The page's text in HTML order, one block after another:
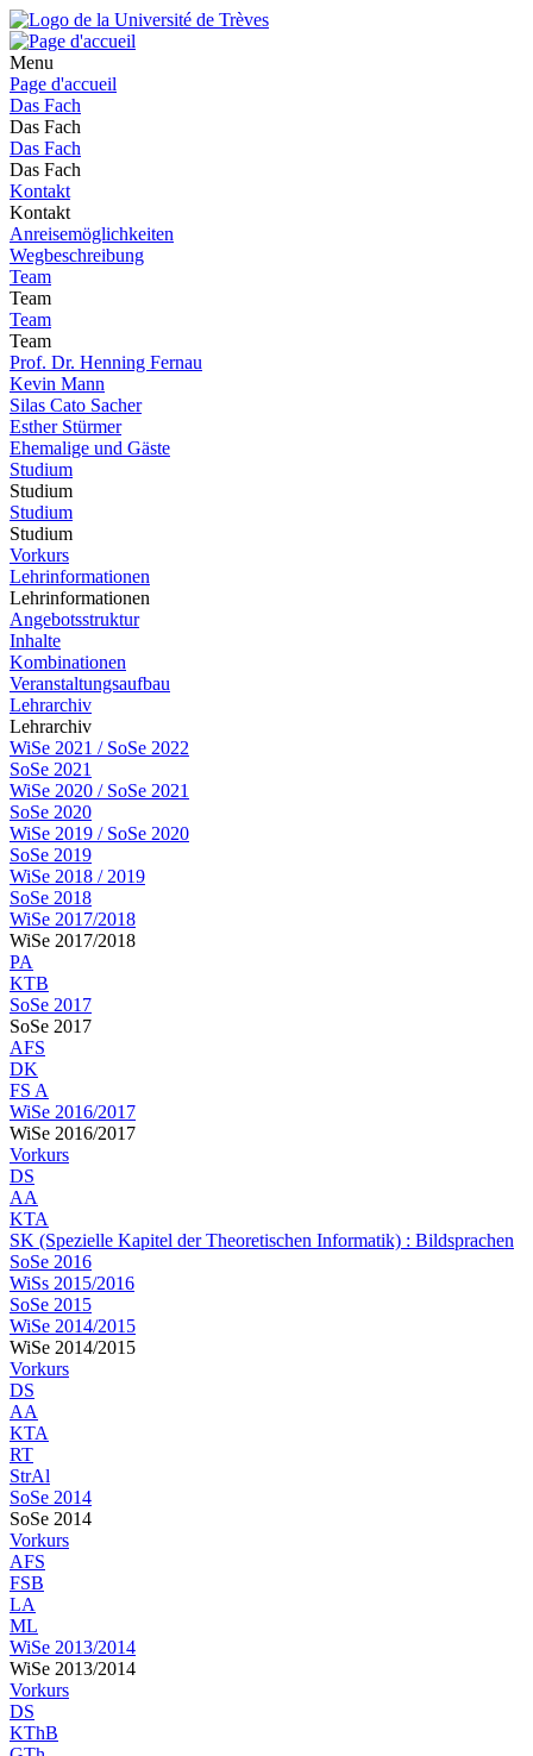
Menu
Page d'accueil
Das Fach
Das Fach
Das Fach
Das Fach
Kontakt
Kontakt
Anreisemöglichkeiten
Wegbeschreibung
Team
Team
Team
Team
Prof. Dr. Henning Fernau
Kevin Mann
Silas Cato Sacher
Esther Stürmer
Ehemalige und Gäste
Studium
Studium
Studium
Studium
Vorkurs
Lehrinformationen
Lehrinformationen
Angebotsstruktur
Inhalte
Kombinationen
Veranstaltungsaufbau
Lehrarchiv
Lehrarchiv
WiSe 2021 / SoSe 2022
SoSe 2021
WiSe 2020 / SoSe 2021
SoSe 2020
WiSe 2019 / SoSe 2020
SoSe 2019
WiSe 2018 / 2019
SoSe 2018
WiSe 2017/2018
WiSe 2017/2018
PA
KTB
SoSe 2017
SoSe 2017
AFS
DK
FS A
WiSe 2016/2017
WiSe 2016/2017
Vorkurs
DS
AA
KTA
SK (Spezielle Kapitel der Theoretischen Informatik) : Bildsprachen
SoSe 2016
WiSs 2015/2016
SoSe 2015
WiSe 2014/2015
WiSe 2014/2015
Vorkurs
DS
AA
KTA
RT
StrAl
SoSe 2014
SoSe 2014
Vorkurs
AFS
FSB
LA
ML
WiSe 2013/2014
WiSe 2013/2014
Vorkurs
DS
KThB